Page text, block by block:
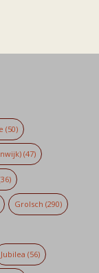
(50)
(47)
Grolsch (290)
Jubilea (56)